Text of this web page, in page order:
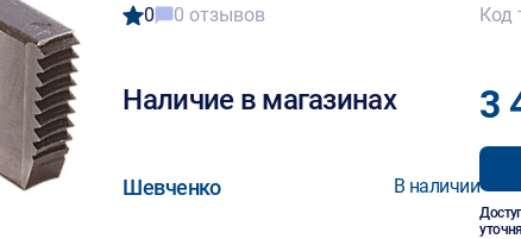
0 0 отзывов
Наличие в магазинах
Шевченко В наличии
Код
3